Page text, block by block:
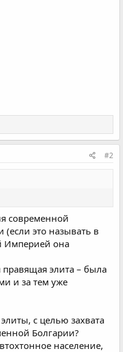
#2
современной
(если это называть в
Империей она
правящая элита – была
и за тем уже
с целью захвата
Болгарии?
население,